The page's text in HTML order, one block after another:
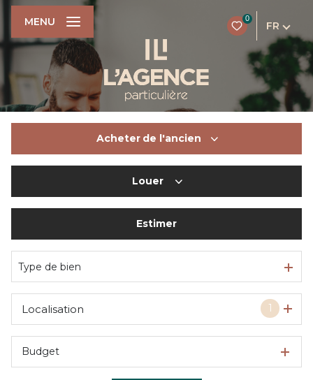
0
FR
MENU
Acheter de l'ancien
Du neuf
Louer
De l'immo pro
Estimer
Type de bien
1
Localisation
Budget